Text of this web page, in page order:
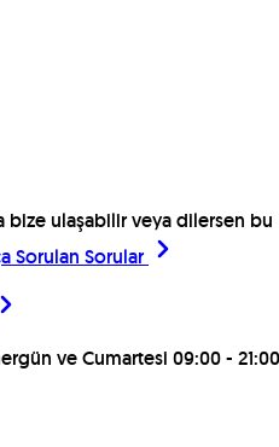
bize ulaşabilir veya dilersen bu
Sorulan Sorular
ve Cumartesi 09:00 - 21:00